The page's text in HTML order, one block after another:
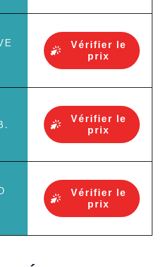
Vérifier le
prix
Vérifier le
prix
Vérifier le
prix